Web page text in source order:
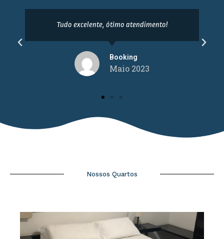
Tudo excelente, ótimo atendimento!
Booking
Maio 2023
Nossos Quartos